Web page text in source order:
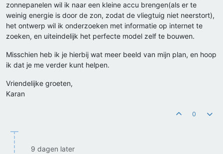
zonnepanelen wil ik naar een kleine accu brengen(als er te
weinig energie is door de zon, zodat de vliegtuig niet neerstort),
het ontwerp wil ik onderzoeken met informatie op internet te
zoeken, en uiteindelijk het perfecte model zelf te bouwen.
Misschien heb ik je hierbij wat meer beeld van mijn plan, en hoop
ik dat je me verder kunt helpen.
Vriendelijke groeten,
Karan
0
9 dagen later